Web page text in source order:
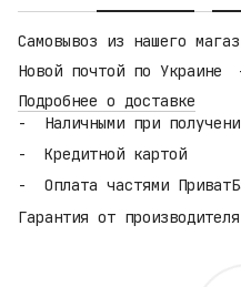
Самовывоз из нашего
Новой почтой по
Подробнее о доставке
Наличными при
Кредитной картой
Оплата частями
Гарантия от